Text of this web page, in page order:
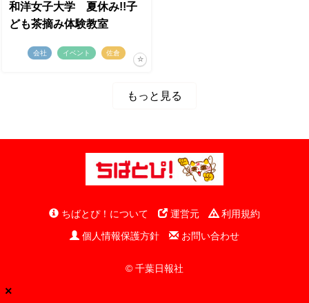
和洋女子大学 夏休み!!子
ども茶摘み体験教室
会社 イベント 佐倉
もっと見る
ちばとぴ！について 運営元
利用規約
個人情報保護方針
お問い合わせ
© 千葉日報社
×